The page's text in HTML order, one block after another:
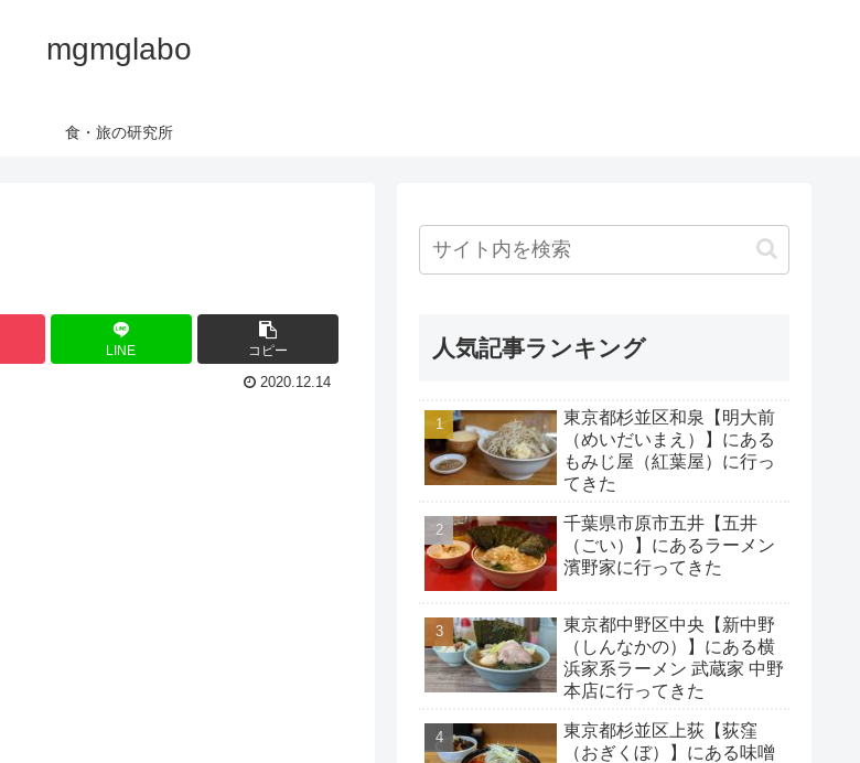
mgmglabo
食・旅の研究所
LINE コピー
2020.12.14
人気記事ランキング
東京都杉並区和泉【明大前
（めいだいまえ）】にある
もみじ屋（紅葉屋）に行っ
てきた
千葉県市原市五井【五井
（ごい）】にあるラーメン
濱野家に行ってきた
東京都中野区中央【新中野
（しんなかの）】にある横
浜家系ラーメン 武蔵家 中野
本店に行ってきた
東京都杉並区上荻【荻窪
（おぎくぼ）】にある味噌